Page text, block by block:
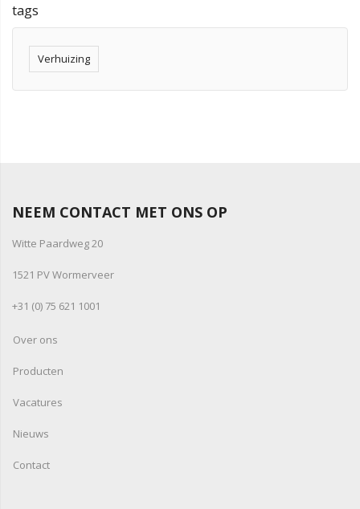
tags
Verhuizing
NEEM CONTACT MET ONS OP
Witte Paardweg 20
1521 PV Wormerveer
+31 (0) 75 621 1001
Over ons
Producten
Vacatures
Nieuws
Contact